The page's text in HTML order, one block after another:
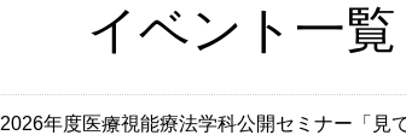
イベント一覧
2026年度医療視能療法学科公開セミナー「見